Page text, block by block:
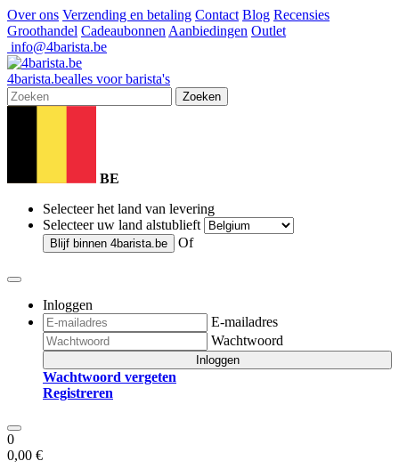
Over ons Verzending en betaling Contact Blog Recensies
Groothandel Cadeaubonnen Aanbiedingen Outlet
info@4barista.be
4barista.bealles voor barista's
Zoeken
BE
Selecteer het land van levering
Selecteer uw land alstublieft
Blijf binnen 4barista.be Of
Inloggen
E-mailadres
Wachtwoord
Inloggen
Wachtwoord vergeten
Registreren
0
0,00 €